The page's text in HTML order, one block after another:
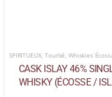
SPIRITUEUX ,Tourbé Whiskies
CASK ISLAY 46%
WHISKY (ÉCOSSE /